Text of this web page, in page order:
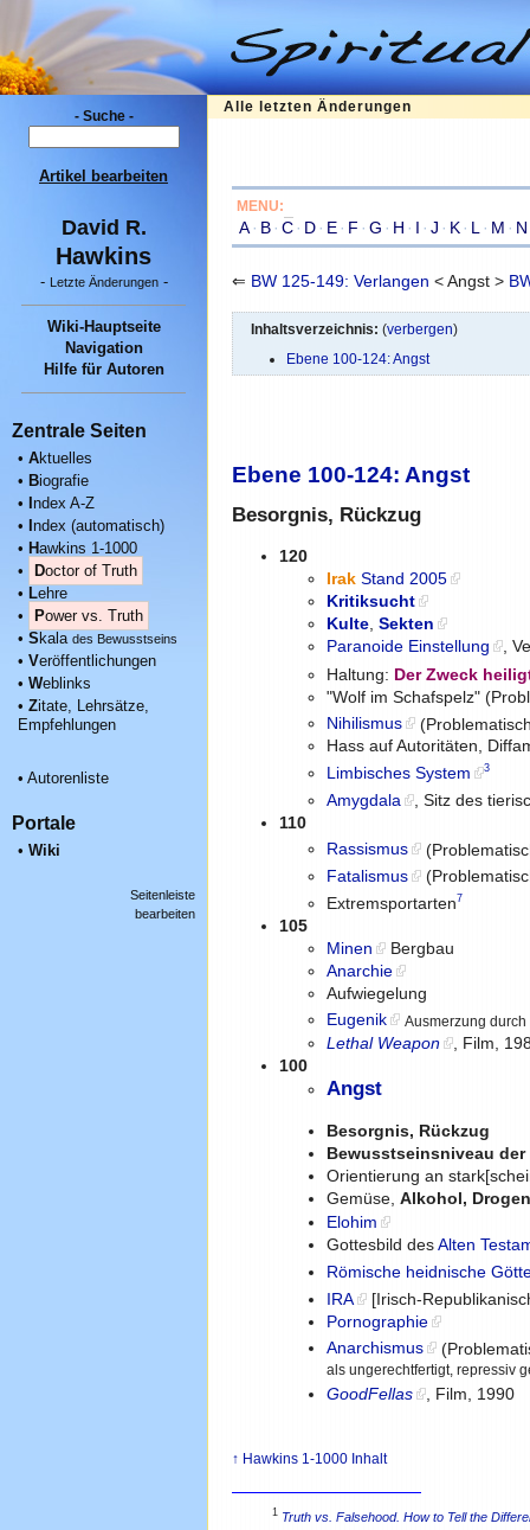
- Suche -
Artikel bearbeiten
David R.
Hawkins
- Letzte Änderungen-
Wiki-Hauptseite
Navigation
Hilfe für Autoren
Zentrale Seiten
• Aktuelles
• Biografie
• ndex A-Z
• ndex (automatisch)
• Hawkins 1-1000
•
Doctor of Truth
• Lehre
•
Power vs. Truth
• S kala des Bewusstseins
• Veröffentlichungen
• Weblinks
• Zitate, Lehrsätze,
Empfehlungen
• Autorenliste
Portale
• Wiki
Seitenleiste
bearbeiten
Alle letzten Änderungen
MENU:
A· B· C· D· E· F · G · H · I · J · K· L · M · N
⇐ BW 125-149: Verlangen < Angst >
Inhaltsverzeichnis: (verbergen)
Ebene 100-124: Angst
Ebene 100-124: Angst
Besorgnis, Rückzug
120
Irak Stand 2005
Kritiksucht
Kulte, Sekten
Paranoide Einstellung
,
Haltung: Der Zweck
"Wolf im Schafspelz"
Nihilismus
Hass auf Autoritäten,
Limbisches System
3
Amygdala
, Sitz des
110
Rassismus
Fatalismus
Extremsportarten7
105
Minen
Bergbau
Anarchie
Aufwiegelung
Eugenik
Ausmerzung durch
Lethal Weapon
, Film,
100
Angst
Besorgnis, Rückzug
Bewusstseinsniveau
Orientierung an
Gemüse, Alkohol, Drogen
Elohim
Gottesbild desAlten
Römische heidnische
IRA
[Irisch-
Pornographie
Anarchismus
als ungerechtfertigt, repressiv
GoodFellas
, Film, 1990
↑ Hawkins 1-1000 Inhalt
1 Truth vs. Falsehood. How to Tell the